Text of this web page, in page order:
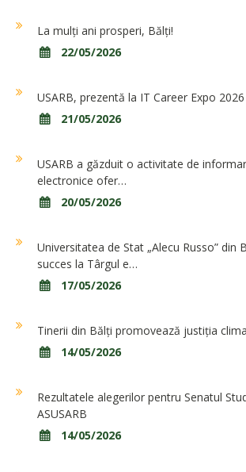
La mulți ani prosperi, Bălți!
22/05/2026
USARB, prezentă la IT Career Expo
21/05/2026
USARB a găzduit o activitate de
electronice ofer…
20/05/2026
Universitatea de Stat „Alecu Russo” din
succes la Târgul e…
17/05/2026
Tinerii din Bălți promovează justiția
14/05/2026
Rezultatele alegerilor pentru Senatul
ASUSARB
14/05/2026